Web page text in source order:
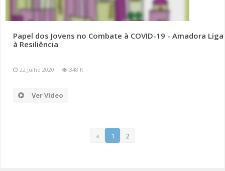
Papel dos Jovens no Combate à COVID-19 - Amadora Liga
à Resiliência
22 Julho 2020 348 K
Ver Vídeo
« 1 2